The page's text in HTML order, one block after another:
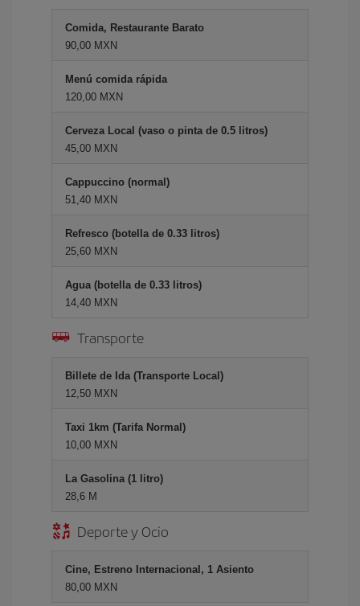
Comida, Restaurante Barato
90,00 MXN
Menú comida rápida
120,00 MXN
Cerveza Local (vaso o pinta de 0.5 litros)
45,00 MXN
Cappuccino (normal)
51,40 MXN
Refresco (botella de 0.33 litros)
25,60 MXN
Agua (botella de 0.33 litros)
14,40 MXN
Transporte
Billete de Ida (Transporte Local)
12,50 MXN
Taxi 1km (Tarifa Normal)
10,00 MXN
La Gasolina (1 litro)
28,6 M
Deporte y Ocio
Cine, Estreno Internacional, 1 Asiento
80,00 MXN